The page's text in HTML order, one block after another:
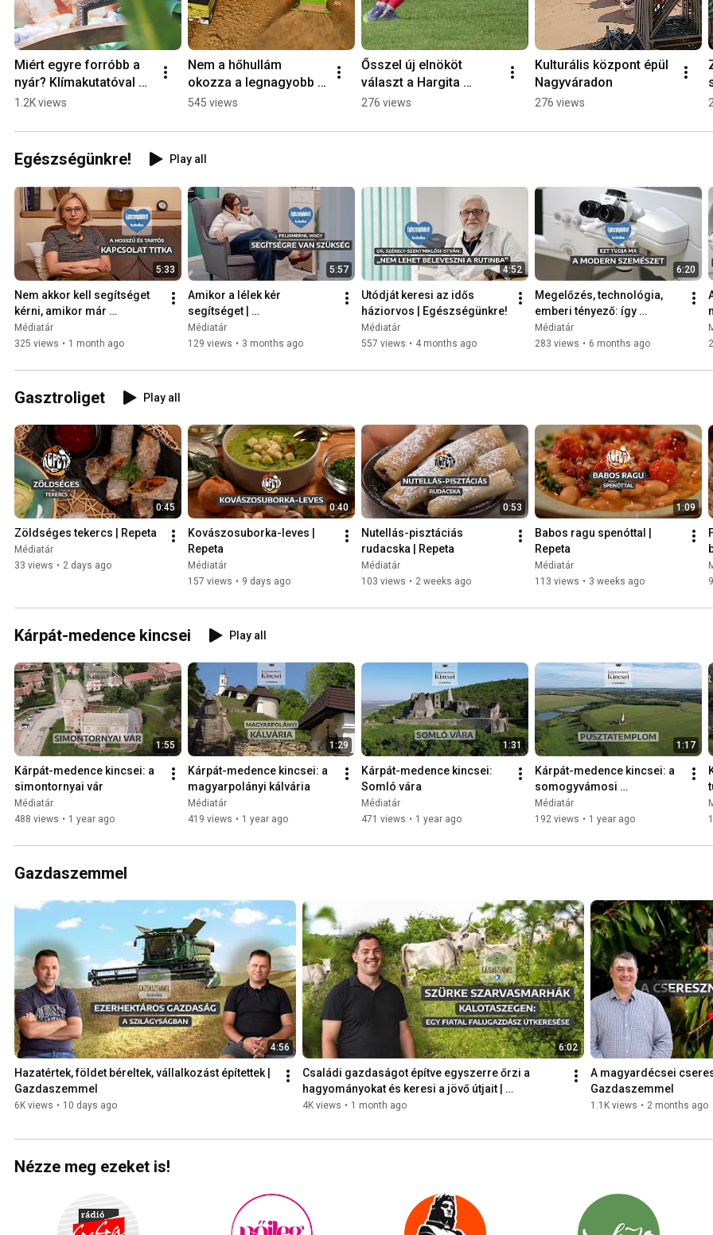
Miért egyre forróbb a
nyár? Klímakutatóval
beszéltünk a
1.2K views
Nem a hőhullám
okozza a legnagyobb
gondot a
hanem valami egészen
más
545 views
Ősszel új elnököt
választ a Hargita
megyei
276 views
Kulturális központ épül
Nagyváradon
276 views
Egészségünkre! Play all
5:33
Nem akkor kell segítséget
kérni, amikor már
menthetetlen a kapcsolat |
Egészségünkre!
Médiatár
325 views • 1 month ago
5:57
Amikor a lélek kér
segítséget |
Egészségünkre!
Médiatár
129 views • 3 months ago
4:52
Utódját keresi az idős
háziorvos | Egészségünkre!
Médiatár
557 views • 4 months ago
6:20
Megelőzés, technológia,
emberi tényező: így
működik egy sikeres
szemészeti kórház |
Médiatár
283 views • 6 months ago
Gasztroliget Play all
0:45
Zöldséges tekercs | Repeta
Médiatár
33 views • 2 days ago
0:40
Kovászosuborka-leves |
Repeta
Médiatár
157 views • 9 days ago
0:53
Nutellás-pisztáciás
rudacska | Repeta
Médiatár
103 views • 2 weeks ago
1:09
Babos ragu spenóttal |
Repeta
Médiatár
113 views • 3 weeks ago
Kárpát-medence kincsei Play all
1:55
Kárpát-medence kincsei: a
simontornyai vár
Médiatár
488 views • 1 year ago
1:29
Kárpát-medence kincsei: a
magyarpolányi kálvária
Médiatár
419 views • 1 year ago
1:31
Kárpát-medence kincsei:
Somló vára
Médiatár
471 views • 1 year ago
1:17
Kárpát-medence kincsei: a
somogyvámosi
pusztatemplom
Médiatár
192 views • 1 year ago
Gazdaszemmel
4:56
Hazatértek, földet béreltek, vállalkozást építettek |
Gazdaszemmel
6K views • 10 days ago
6:02
Családi gazdaságot építve egyszerre őrzi a
hagyományokat és keresi a jövő útjait |
Gazdaszemmel
4K views • 1 month ago
A magyardécsei
Gazdaszemmel
1.1K views • 2 months ago
Nézze meg ezeket is!